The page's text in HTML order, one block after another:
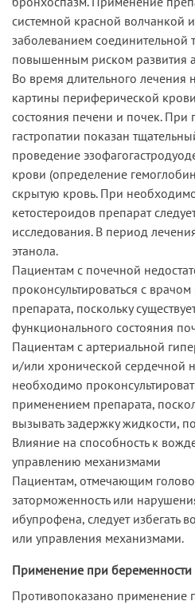
системной красной волчанкой
заболеванием соединительной
повышенным риском развития
Во время длительного лечения
картины периферической
состояния печени и почек.
гастропатии показан
проведение
крови (определение
скрытую кровь. При
кетостероидов препарат
исследования. В период
этанола.
Пациентам с почечной
проконсультироваться с
препарата, поскольку
функционального состояния
Пациентам с артериальной
и/или хронической сердечной
необходимо
применением препарата,
вызывать задержку жидкости,
Влияние на способность к
управлению механизмами
Пациентам, отмечающим
заторможенность или
ибупрофена, следует избегать
или управления механизмами.
Применение при
Противопоказано применение